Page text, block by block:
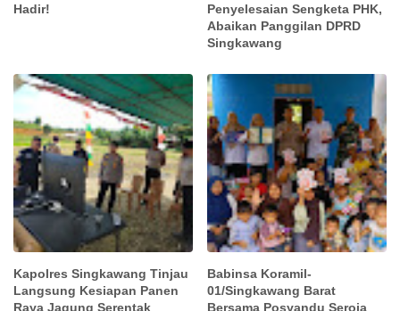
Hadir!
Penyelesaian Sengketa PHK,
Abaikan Panggilan DPRD
Singkawang
Kapolres Singkawang Tinjau
Langsung Kesiapan Panen
Raya Jagung Serentak
Babinsa Koramil-
01/Singkawang Barat
Bersama Posyandu Seroja